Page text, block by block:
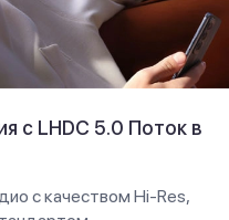
с LHDC 5.0 Поток в
с качеством Hi-Res,